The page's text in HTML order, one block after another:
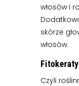
włosów i
skórze
włosów.
Czyli